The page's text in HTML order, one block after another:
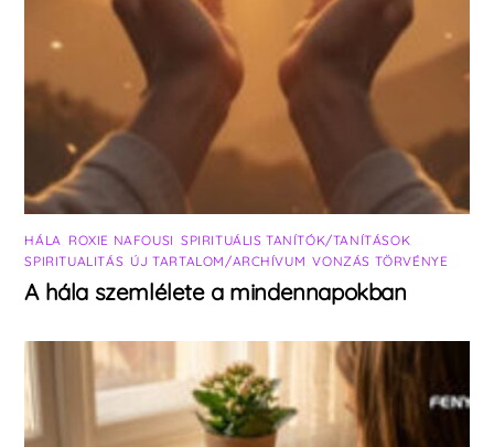
HÁLA ROXIE NAFOUSI SPIRITUÁLIS TANÍTÓK/TANÍTÁSOK
SPIRITUALITÁS ÚJ TARTALOM/ARCHÍVUM ,VONZÁS TÖRVÉNYE
A hála szemlélete a mindennapokban